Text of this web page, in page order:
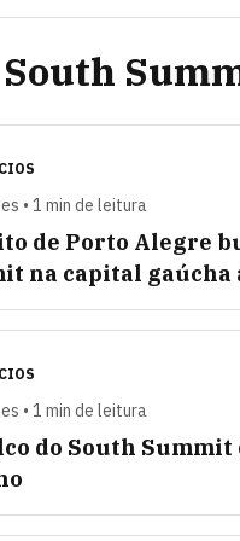
• 1 min de leitura
de Porto Alegre
na capital gaúcha
• 1 min de leitura
do South